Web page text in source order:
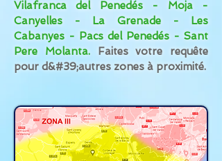
Vilafranca del Penedés - Moja -
Canyelles - La Grenade - Les
Cabanyes - Pacs del Penedés - Sant
Pere Molanta.
Faites votre requête
pour d&#39;autres zones à proximité.